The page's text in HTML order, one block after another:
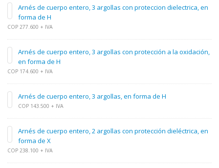
Arnés de cuerpo entero, 3 argollas con proteccion dielectrica, en
forma de H
COP 277.600 + IVA
Arnés de cuerpo entero, 3 argollas con protección a la oxidación,
en forma de H
COP 174.600 + IVA
Arnés de cuerpo entero, 3 argollas, en forma de H
COP 143.500 + IVA
Arnés de cuerpo entero, 2 argollas con protección dieléctrica, en
forma de X
COP 238.100 + IVA